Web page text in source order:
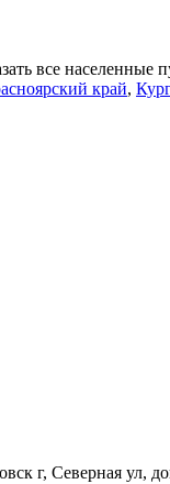
все населенные
край,
г, Северная ул,